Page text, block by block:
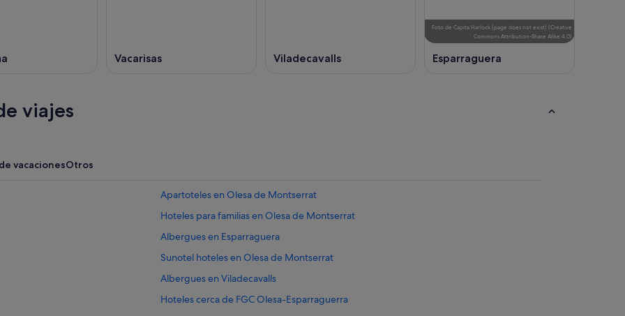
Vacarisas Viladecavalls
Foto de Capita Harlock (page does not exist) (Creative
Commons Attribution-Share Alike 4.0)
Esparraguera
viajes
vacacionesOtros
Apartoteles en Olesa de Montserrat
Hoteles para familias en Olesa de Montserrat
Albergues en Esparraguera
Sunotel hoteles en Olesa de Montserrat
Albergues en Viladecavalls
Hoteles cerca de FGC Olesa-Esparraguerra